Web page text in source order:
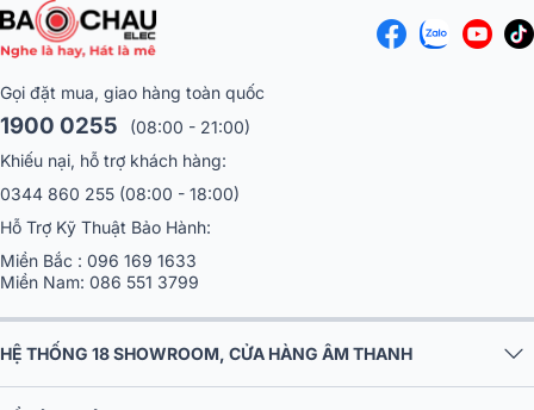
Gọi đặt mua, giao hàng toàn quốc
1900 0255
(08:00 - 21:00)
Khiếu nại, hỗ trợ khách hàng:
0344 860 255 (08:00 - 18:00)
Hỗ Trợ Kỹ Thuật Bảo Hành:
Miền Bắc : 096 169 1633
Miền Nam: 086 551 3799
HỆ THỐNG 18 SHOWROOM, CỬA HÀNG ÂM THANH